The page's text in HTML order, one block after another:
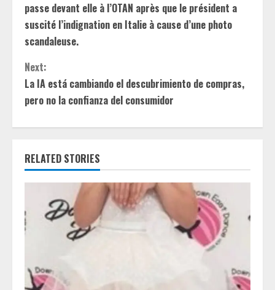
n
t
i
n
u
e
R
e
a
d
passe devant elle à l’OTAN après que le président a
suscité l’indignation en Italie à cause d’une photo
scandaleuse.
Next:
La IA está cambiando el descubrimiento de compras,
pero no la confianza del consumidor
RELATED STORIES